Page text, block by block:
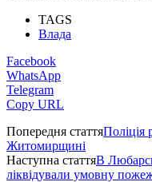
TAGS
Влада
Facebook
WhatsApp
Telegram
Copy URL
Попередня статтяПоліція
Житомирщині
Наступна статтяВ
ліквідували умовну